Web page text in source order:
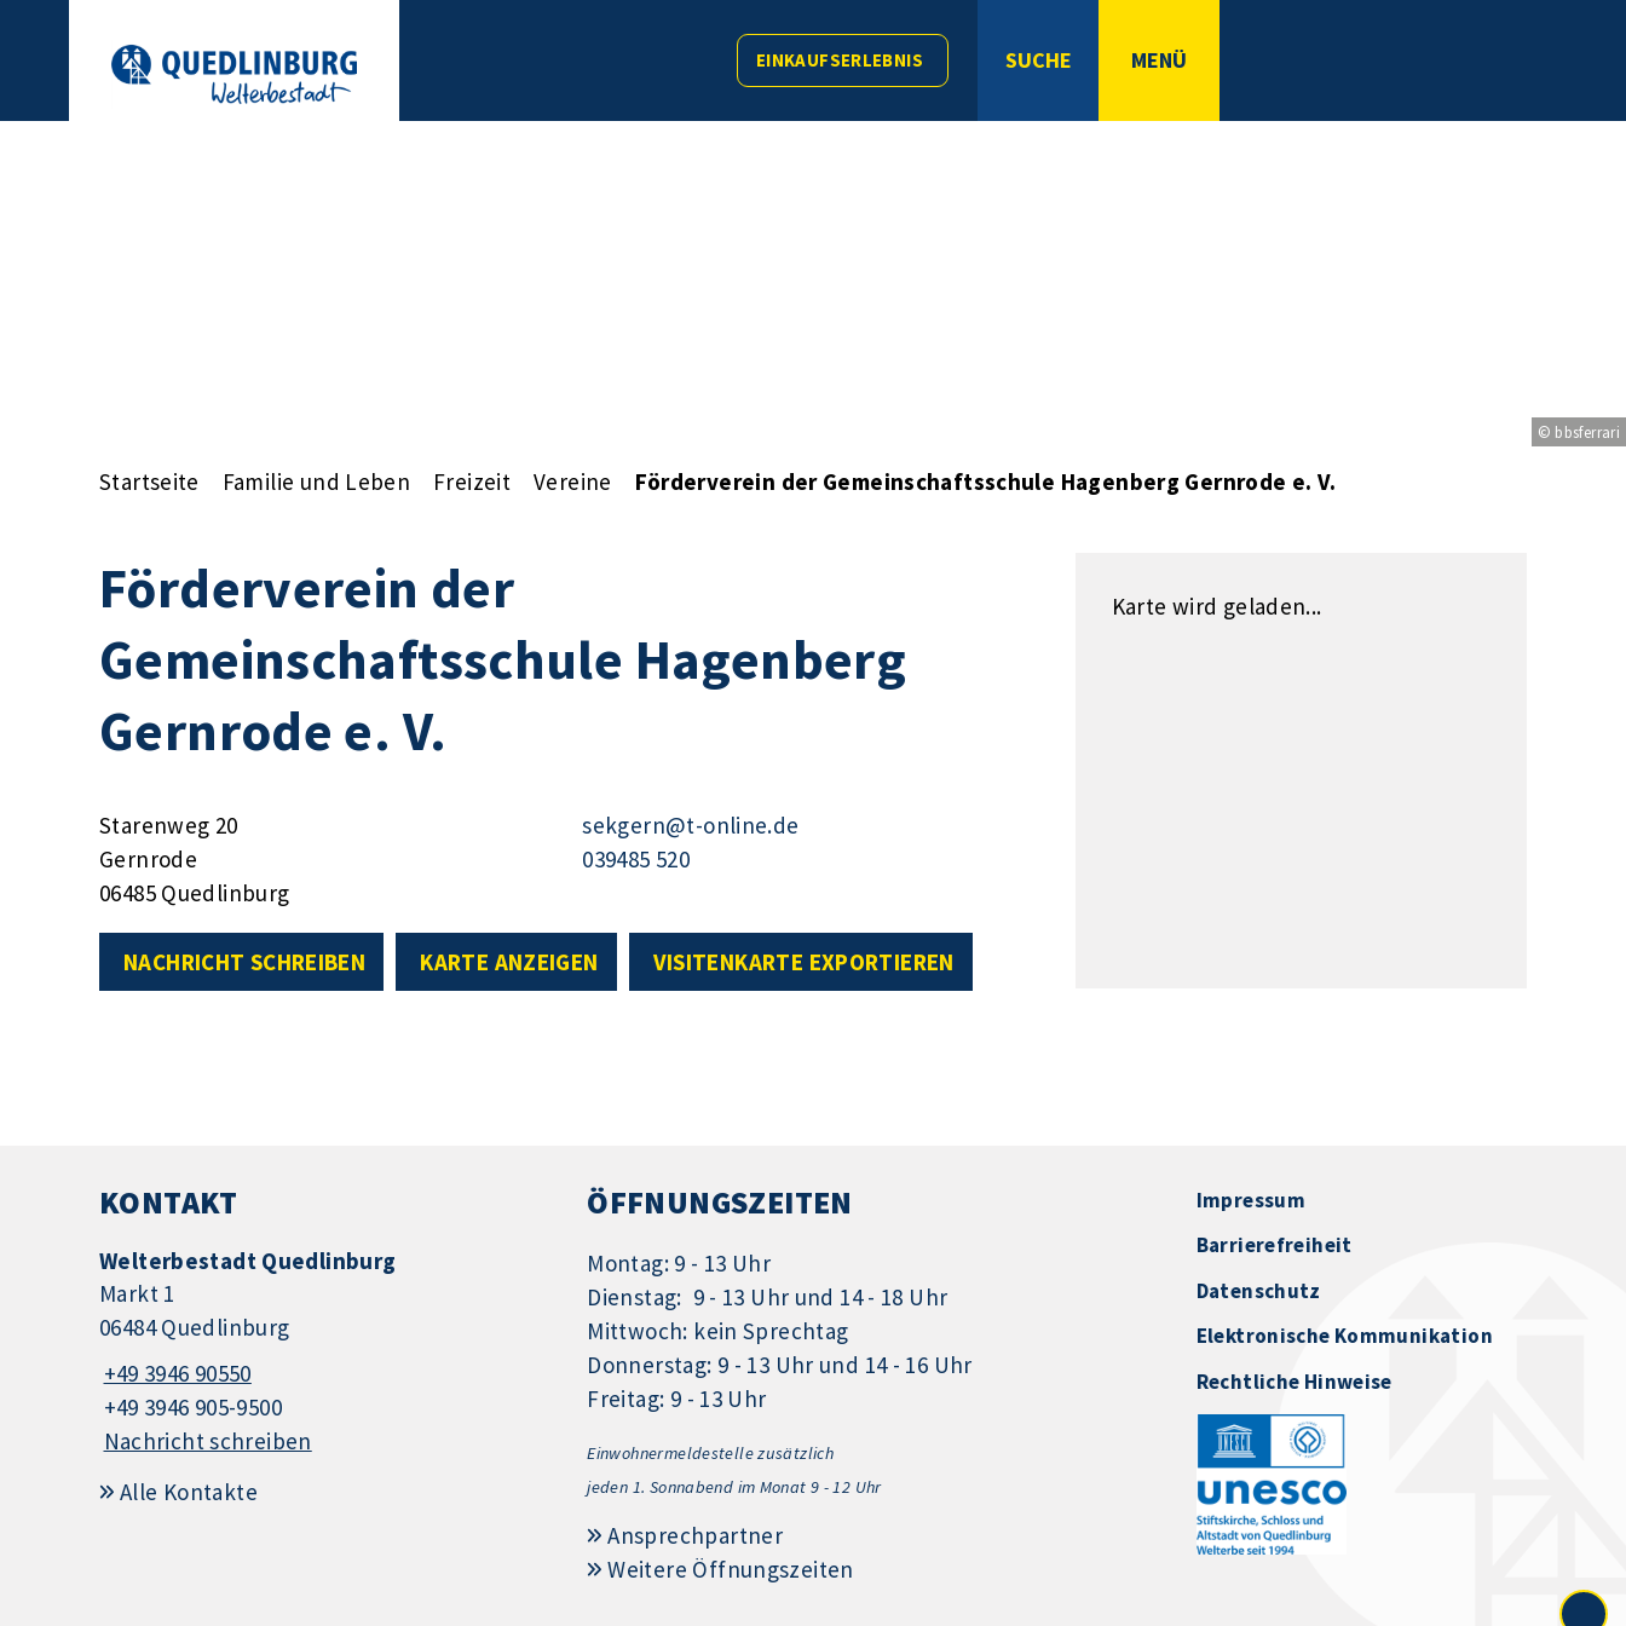
EINKAUFSERLEBNIS SUCHE MENÜ
© bbsferrari
Startseite Familie und Leben Freizeit Vereine Förderverein der Gemeinschaftsschule Hagenberg Gernrode e. V.
Förderverein der
Gemeinschaftsschule Hagenberg
Gernrode e. V.
Starenweg 20
Gernrode
06485 Quedlinburg
sekgern@t-online.de
039485 520
NACHRICHT SCHREIBEN KARTE ANZEIGEN VISITENKARTE EXPORTIEREN
Karte wird geladen...
KONTAKT
Welterbestadt Quedlinburg
Markt 1
06484 Quedlinburg
+49 3946 90550
+49 3946 905-9500
Nachricht schreiben
Alle Kontakte
ÖFFNUNGSZEITEN
Montag: 9 - 13 Uhr
Dienstag: 9 - 13 Uhr und 14 - 18 Uhr
Mittwoch: kein Sprechtag
Donnerstag: 9 - 13 Uhr und 14 - 16 Uhr
Freitag: 9 - 13 Uhr
Einwohnermeldestelle zusätzlich
jeden 1. Sonnabend im Monat 9 - 12 Uhr
Ansprechpartner
Weitere Öffnungszeiten
Impressum
Barrierefreiheit
Datenschutz
Elektronische Kommunikation
Rechtliche Hinweise